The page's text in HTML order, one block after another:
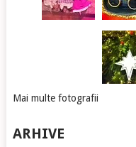
Mai multe fotografii
ARHIVE